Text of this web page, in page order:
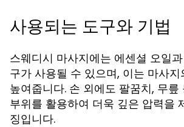
사용되는 도구와 기법
스웨디시 마사지에는 에센셜 오일
구가 사용될 수 있으며, 이는 마사
높여줍니다. 손 외에도 팔꿈치, 무릎
부위를 활용하여 더욱 깊은 압력을
징입니다.